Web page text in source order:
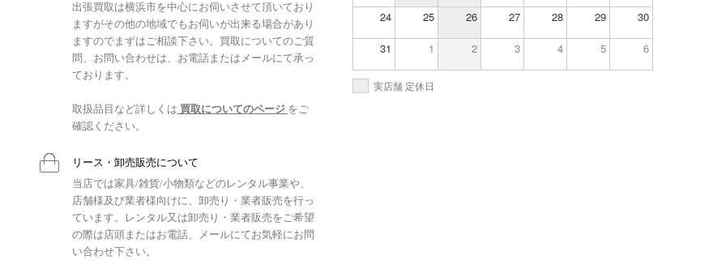
出張買取は横浜市を中心にお伺いさせて頂いており
ますがその他の地域でもお伺いが出来る場合があり
ますのでまずはご相談下さい。買取についてのご質
問、お問い合わせは、お電話またはメールにて承っ
ております。
取扱品目など詳しくは 買取についてのページ をご
確認ください。
リース・卸売販売について
当店では家具/雑貨/小物類などのレンタル事業や、
店舗様及び業者様向けに、卸売り・業者販売を行っ
ています。レンタル又は卸売り・業者販売をご希望
の際は店頭またはお電話、メールにてお気軽にお問
い合わせ下さい。
24 25 26 27 28 29 30
31 1 2 3 4 5 6
実店舗 定休日